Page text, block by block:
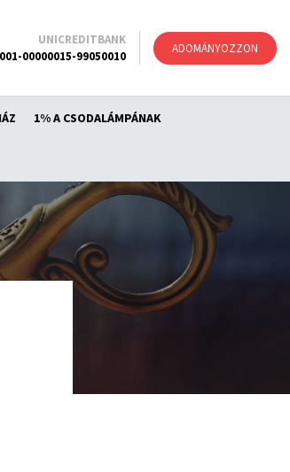
ADOMÁNYOZZON
1% A CSODALÁMPÁNAK
UNICREDITBANK
00000015-99050010